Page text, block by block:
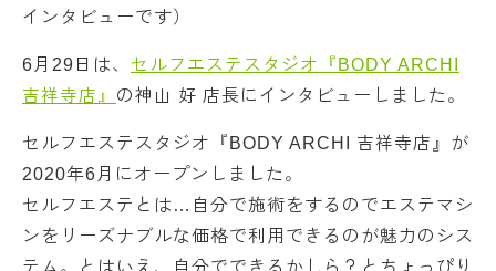
インタビューです）
6月29日は、 セルフエステスタジオ『BODY ARCHI
吉祥寺店』 の神山 好 店長にインタビューしました。
セルフエステスタジオ『BODY ARCHI 吉祥寺店』が
2020年6月にオープンしました。
セルフエステとは…自分で施術をするのでエステマシ
ンをリーズナブルな価格で利用できるのが魅力のシス
テム。とはいえ、自分でできるかしら？とちょっぴり